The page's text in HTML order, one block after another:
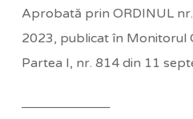
Aprobată prin ORDINUL
2023, publicat în Monitorul
Partea I, nr. 814 din 11
──────────